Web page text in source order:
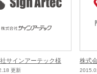
サインアーテック様
更新
株式